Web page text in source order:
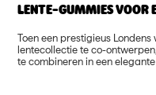
LENTE-GUMMIES VOOR
Toen een prestigieus
lentecollectie te co-
te combineren in een elegante